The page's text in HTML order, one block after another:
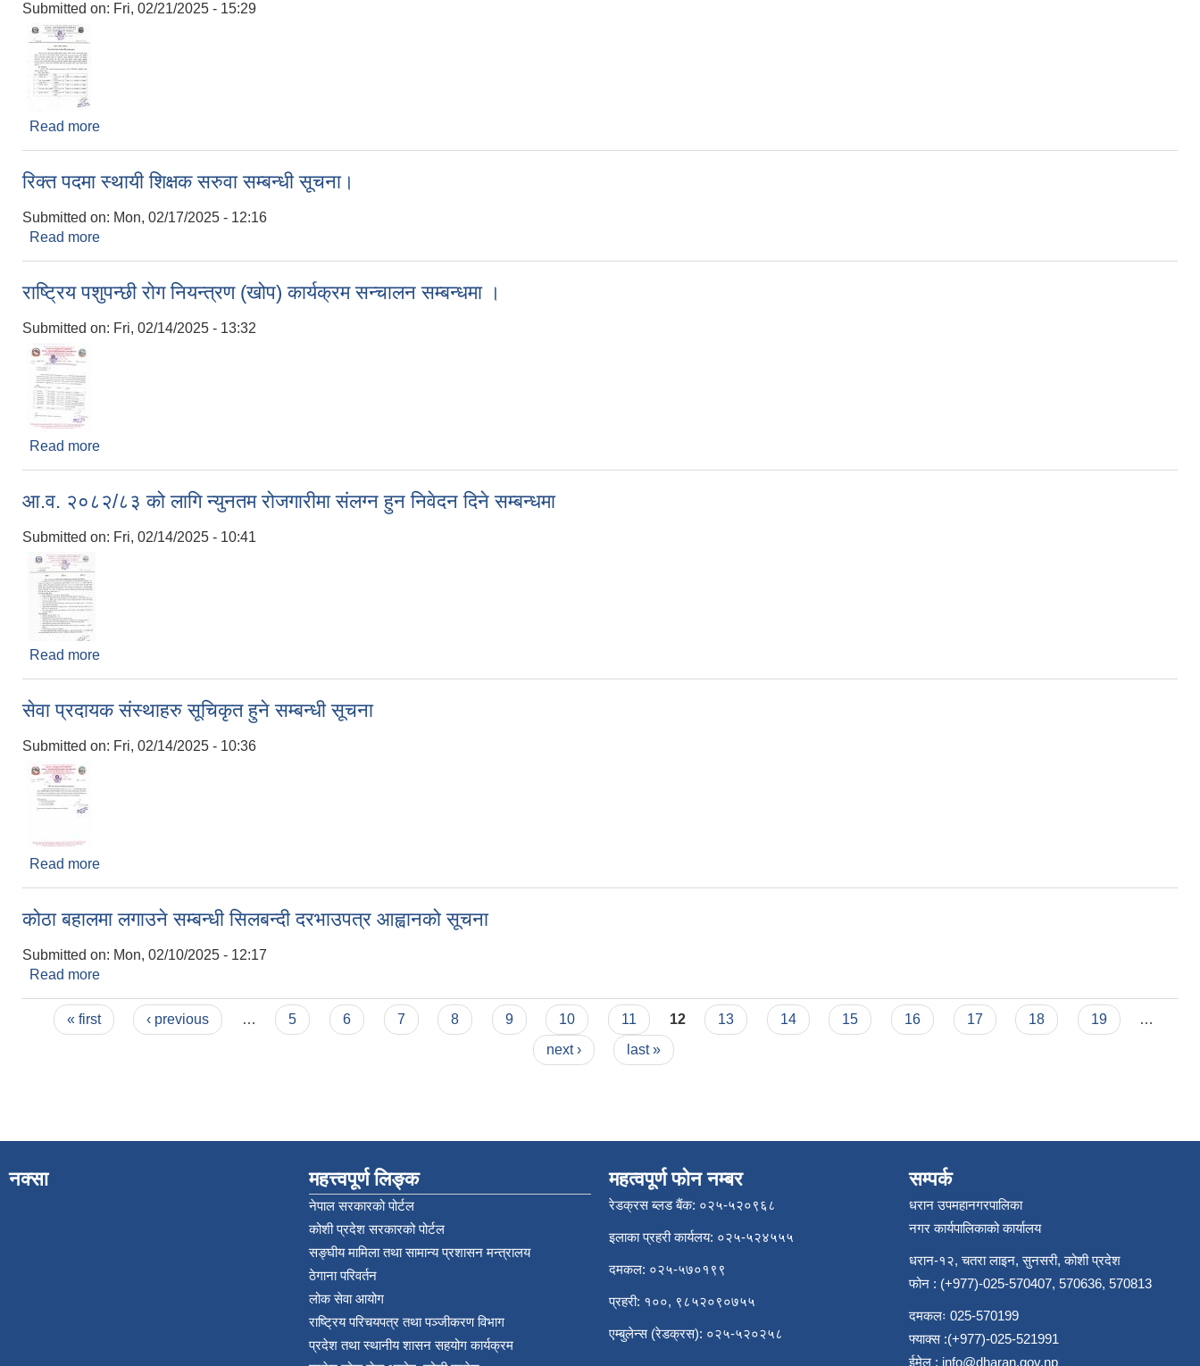
Submitted on: Fri, 02/21/2025 - 15:29
Read more
रिक्त पदमा स्थायी शिक्षक सरुवा सम्बन्धी सूचना।
Submitted on: Mon, 02/17/2025 - 12:16
Read more
राष्ट्रिय पशुपन्छी रोग नियन्त्रण (खोप) कार्यक्रम सन्चालन सम्बन्धमा ।
Submitted on: Fri, 02/14/2025 - 13:32
Read more
आ.व. २०८२/८३ को लागि न्युनतम रोजगारीमा संलग्न हुन निवेदन दिने सम्बन्धमा
Submitted on: Fri, 02/14/2025 - 10:41
Read more
सेवा प्रदायक संस्थाहरु सूचिकृत हुने सम्बन्धी सूचना
Submitted on: Fri, 02/14/2025 - 10:36
Read more
कोठा बहालमा लगाउने सम्बन्धी सिलबन्दी दरभाउपत्र आह्वानको सूचना
Submitted on: Mon, 02/10/2025 - 12:17
Read more
Pages
« first ‹ previous … 5 6 7 8 9 10 11 12 13 14 15 16 17 18 19
…
next ›
last »
नक्सा महत्त्वपूर्ण लिङ्क
नेपाल सरकारको पोर्टल
कोशी प्रदेश सरकारको पोर्टल
सङ्‍घीय मामिला तथा सामान्य प्रशासन मन्त्रालय
ठेगाना परिवर्तन
लोक सेवा आयोग
राष्ट्रिय परिचयपत्र तथा पञ्‍जीकरण विभाग
प्रदेश तथा स्थानीय शासन सहयोग कार्यक्रम
महत्वपूर्ण फोन नम्बर
रेडक्रस ब्लड बैंक: ०२५-५२०९६८
इलाका प्रहरी कार्यलय: ०२५-५२४५५५
दमकल: ०२५-५७०१९९
प्रहरी: १००, ९८५२०९०७५५
एम्बुलेन्स (रेडक्रस): ०२५-५२०२५८
सम्पर्क
धरान उपमहानगरपालिका
नगर कार्यपालिकाको कार्यालय
धरान-१२, चतरा लाइन, सुनसरी, कोशी प्रदेश
फोन : (+977)-025-570407, 570636, 570813
दमकलः 025-570199
फ्याक्स :(+977)-025-521991
ईमेल : info@dharan.gov.np